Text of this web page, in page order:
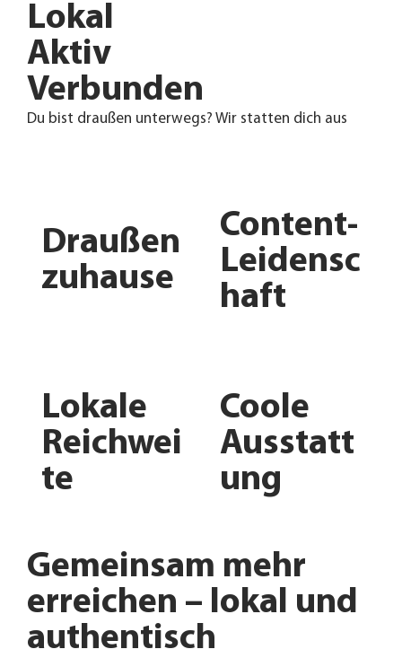
Gemeinsam mehr
erreichen – lokal und
authentisch
Lokal
Aktiv
Verbunden
Du bist draußen unterwegs? Wir statten dich aus
Draußen
zuhause
Content-
Leidensc
haft
Lokale
Reichwei
te
Coole
Ausstatt
ung